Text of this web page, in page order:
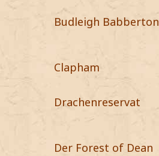
Budleigh Babberton
Clapham
Drachenreservat
Der Forest of Dean